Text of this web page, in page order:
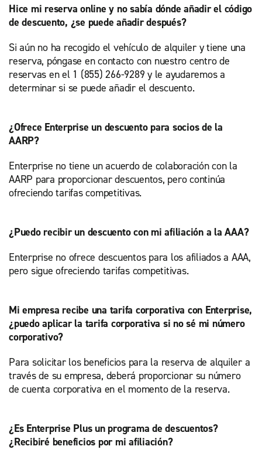
Hice mi reserva online y no sabía dónde añadir el código
de descuento, ¿se puede añadir después?
Si aún no ha recogido el vehículo de alquiler y tiene una
reserva, póngase en contacto con nuestro centro de
reservas en el 1 (855) 266-9289 y le ayudaremos a
determinar si se puede añadir el descuento.
¿Ofrece Enterprise un descuento para socios de la
AARP?
Enterprise no tiene un acuerdo de colaboración con la
AARP para proporcionar descuentos, pero continúa
ofreciendo tarifas competitivas.
¿Puedo recibir un descuento con mi afiliación a la AAA?
Enterprise no ofrece descuentos para los afiliados a AAA,
pero sigue ofreciendo tarifas competitivas.
Mi empresa recibe una tarifa corporativa con Enterprise,
¿puedo aplicar la tarifa corporativa si no sé mi número
corporativo?
Para solicitar los beneficios para la reserva de alquiler a
través de su empresa, deberá proporcionar su número
de cuenta corporativa en el momento de la reserva.
¿Es Enterprise Plus un programa de descuentos?
¿Recibiré beneficios por mi afiliación?